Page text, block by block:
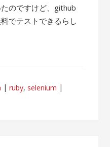
のですけど、github
でテストできるらし
ruby, selenium